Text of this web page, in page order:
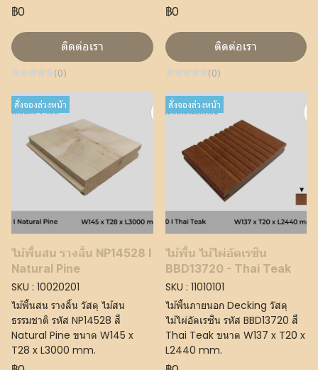
฿0
ติดต่อเรา
(0)
฿0
ติดต่อเรา
(0)
สั่งจองล่วงหน้า
ไม้พื้นสน รางลิ้น NP14528 I
Natural Pine
SKU : 10020201
ไม้พื้นสน รางลิ้น วัสดุ ไม้สน
ธรรมชาติ รหัส NP14528 สี
Natural Pine ขนาด W145 x
T28 x L3000 mm.
สั่งจองล่วงหน้า
ไม้พื้น ไม้ไผ่อัดเรซิน
BBD13720 - Thai Teak
SKU : 11010101
ไม้พื้นภายนอก Decking วัสดุ
ไม้ไผ่อัดเรซิน รหัส BBD13720 สี
Thai Teak ขนาด W137 x T20 x
L2440 mm.